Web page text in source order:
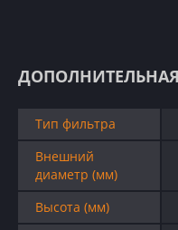
Тип фильтра
Внешний
диаметр (мм)
Высота (мм)